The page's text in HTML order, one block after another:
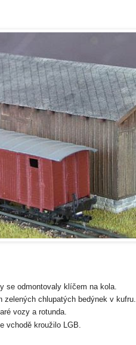
se odmontovaly klíčem na kola.
chlupatých bedýnek v kufru.
vozy a rotunda.
vchodě kroužilo LGB.